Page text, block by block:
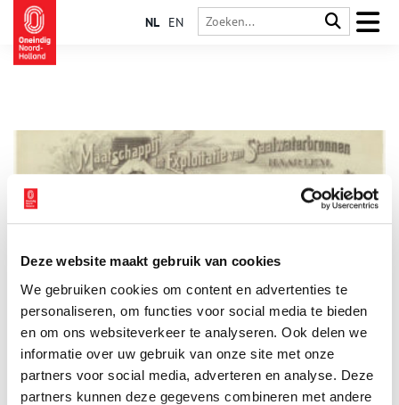
Deze website maakt gebruik van cookies
We gebruiken cookies om content en advertenties te
personaliseren, om functies voor social media te bieden
en om ons websiteverkeer te analyseren. Ook delen we
informatie over uw gebruik van onze site met onze
partners voor social media, adverteren en analyse. Deze
partners kunnen deze gegevens combineren met andere
NL EN
Het Haarlemmerhout, waar onlangs het Theehuis is heropend,
heeft een rijke historie.